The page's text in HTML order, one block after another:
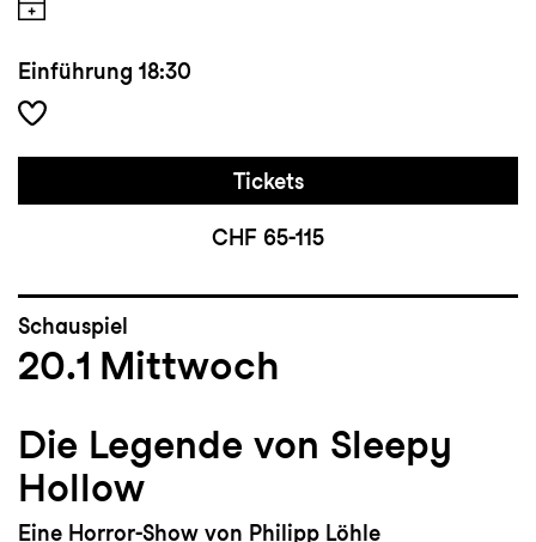
Einführung 18:30
Tickets
CHF 65-115
Schauspiel
20.1 Mittwoch
Die Legende von Sleepy
Hollow
Eine Horror-Show von Philipp Löhle